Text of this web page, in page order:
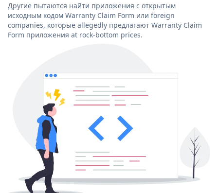
Другие пытаются найти приложения с открытым
исходным кодом Warranty Claim Form или foreign
companies, которые allegedly предлагают Warranty Claim
Form приложения at rock-bottom prices.